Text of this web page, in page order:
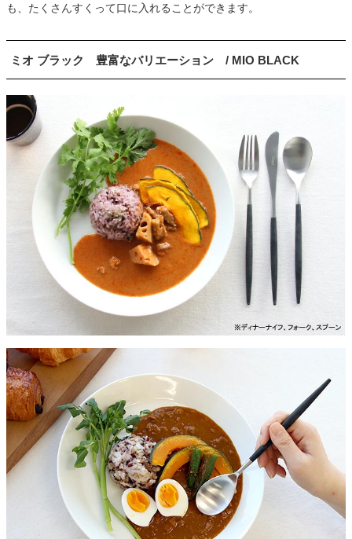
も、たくさんすくって口に入れることができます。
ミオ ブラック 豊富なバリエーション / MIO BLACK